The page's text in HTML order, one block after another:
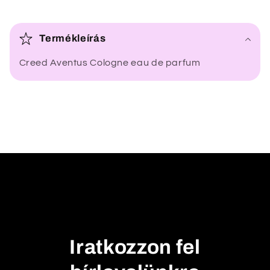
s
e
k
Termékleírás
Creed Aventus Cologne eau de parfum
Iratkozzon fel